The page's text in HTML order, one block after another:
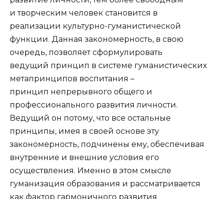
и творческим человек становится в
реализации культурно-гуманистической
функции. Данная закономерность, в свою
очередь, позволяет сформулировать
ведущий принцип в системе гуманистических
метапринципов воспитания –
принцип непрерывного общего и
профессионального развития личности.
Ведущий он потому, что все остальные
принципы, имея в своей основе эту
закономерность, подчинены ему, обеспечивая
внутренние и внешние условия его
осуществления. Именно в этом смысле
гуманизация образования и рассматривается
как фактор гармоничного развития